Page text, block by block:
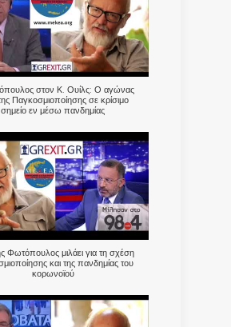
στον Κ. Ουίλς: Ο αγώνας
Παγκοσμιοποίησης σε κρίσιμο
σημείο εν μέσω πανδημίας
Φωτόπουλος μιλάει για τη σχέση
και της πανδημίας του
κορωνοϊού